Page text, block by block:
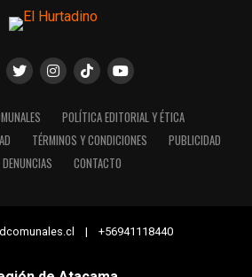
POLÍTICA EDITORIAL Y ÉTICA
TÉRMINOS Y CONDICIONES
PUBLICIDAD
DENUNCIAS
CONTACTO
| +56941118440